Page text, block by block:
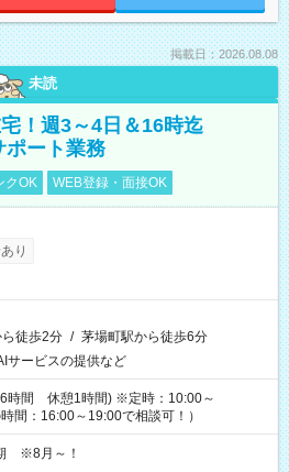
掲載日：2026.08.08
未読
！週3～4日＆16時迄
ポート業務
クOK WEB登録・面接OK
り
徒歩2分 / 茅場町駅から徒歩6分
サービスの提供など
時間 休憩1時間) ※定時：10:00～
間：16:00～19:00で相談可！）
※8月～！